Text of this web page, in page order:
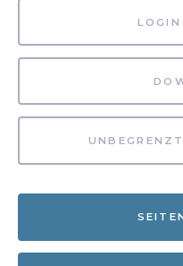
LOGIN